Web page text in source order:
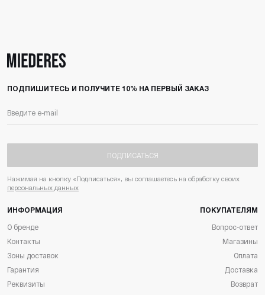
ПОДПИШИТЕСЬ И ПОЛУЧИТЕ 10% НА ПЕРВЫЙ ЗАКАЗ
ПОДПИСАТЬСЯ
Нажимая на кнопку «Подписаться», вы соглашаетесь на обработку своих
персональных данных
ИНФОРМАЦИЯ
О бренде
Контакты
Зоны доставок
Гарантия
Реквизиты
ПОКУПАТЕЛЯМ
Вопрос-ответ
Магазины
Оплата
Доставка
Возврат